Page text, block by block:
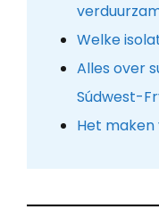
Welke
Alles over
Súdwest-
Het